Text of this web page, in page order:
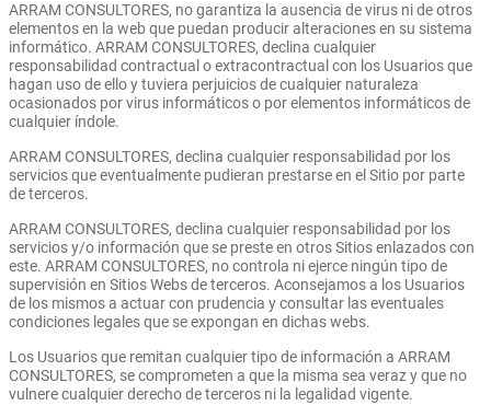
ARRAM CONSULTORES, no garantiza la ausencia de virus ni de otros
elementos en la web que puedan producir alteraciones en su sistema
informático. ARRAM CONSULTORES, declina cualquier
responsabilidad contractual o extracontractual con los Usuarios que
hagan uso de ello y tuviera perjuicios de cualquier naturaleza
ocasionados por virus informáticos o por elementos informáticos de
cualquier índole.
ARRAM CONSULTORES, declina cualquier responsabilidad por los
servicios que eventualmente pudieran prestarse en el Sitio por parte
de terceros.
ARRAM CONSULTORES, declina cualquier responsabilidad por los
servicios y/o información que se preste en otros Sitios enlazados con
este. ARRAM CONSULTORES, no controla ni ejerce ningún tipo de
supervisión en Sitios Webs de terceros. Aconsejamos a los Usuarios
de los mismos a actuar con prudencia y consultar las eventuales
condiciones legales que se expongan en dichas webs.
Los Usuarios que remitan cualquier tipo de información a ARRAM
CONSULTORES, se comprometen a que la misma sea veraz y que no
vulnere cualquier derecho de terceros ni la legalidad vigente.